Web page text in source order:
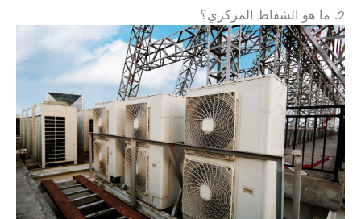
2. ما هو الشفاط المركزي؟